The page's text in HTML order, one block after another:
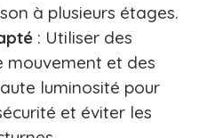
à plusieurs étages.
: Utiliser des
mouvement et des
luminosité pour
et éviter les